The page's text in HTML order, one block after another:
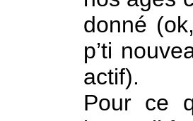
donné
p’ti
actif).
Pour ce